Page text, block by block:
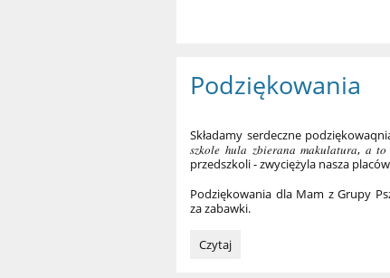
Podziękowania
Składamy serdeczne
𝑠𝑧𝑘𝑜𝑙𝑒 ℎ𝑢𝑙𝑎 𝑧𝑏𝑖𝑒𝑟𝑎𝑛𝑎 𝑚𝑎𝑘𝑢𝑙𝑎𝑡𝑢𝑟𝑎,
przedszkoli - zwyciężyla nasza
Podziękowania dla Mam z Grupy
za zabawki.
Podziękowania:
Czytaj